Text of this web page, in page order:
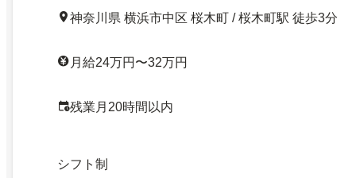
神奈川県 横浜市中区 桜木町 / 桜木町駅 徒歩3分
月給24万円〜32万円
残業月20時間以内
シフト制